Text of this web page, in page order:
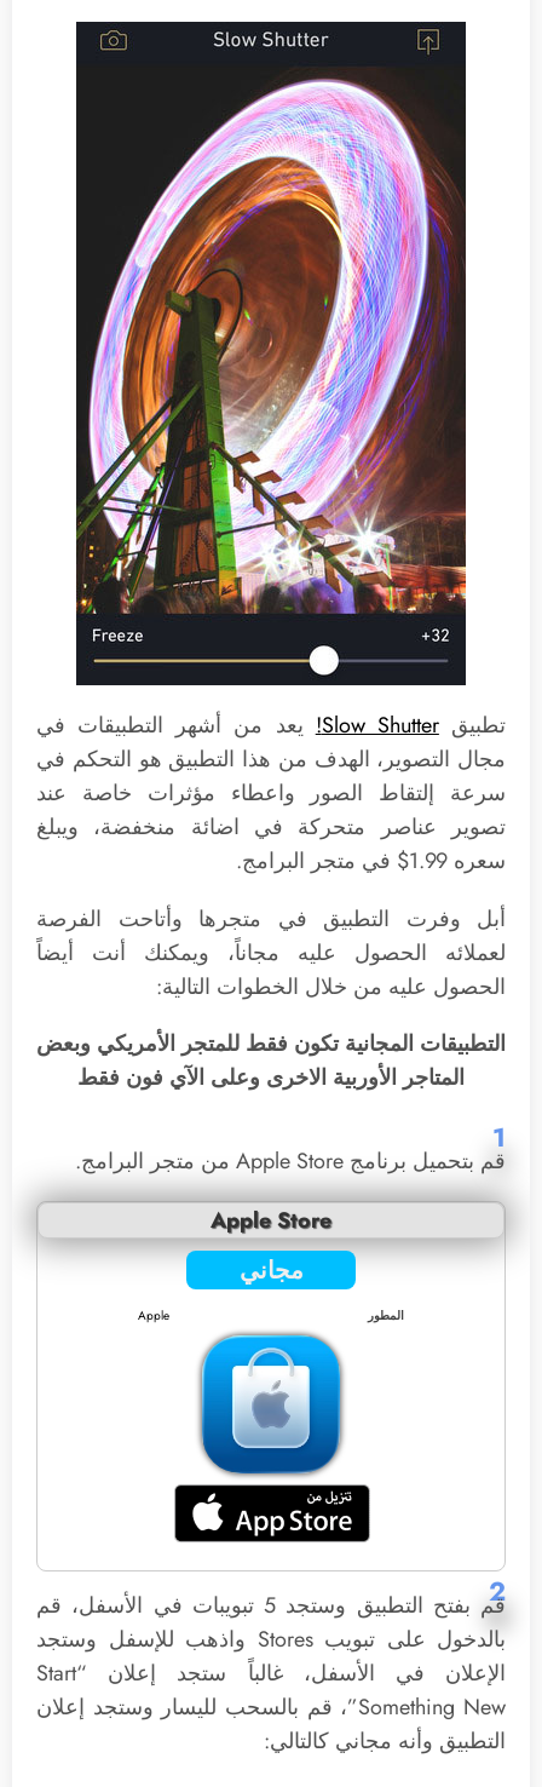
تطبيقSlow Shutter!يعد من أشهر التطبيقات في
مجال التصوير، الهدف من هذا التطبيق هو التحكم في
سرعة إلتقاط الصور واعطاء مؤثرات خاصة عند
تصوير عناصر متحركة في اضائة منخفضة، ويبلغ
سعره 1.99$ في متجر البرامج.
أبل وفرت التطبيق في متجرها وأتاحت الفرصة
لعملائه الحصول عليه مجاناً، ويمكنك أنت أيضاً
الحصول عليه من خلال الخطوات التالية:
التطبيقات المجانية تكون فقط للمتجر الأمريكي وبعض
المتاجر الأوربية الاخرى وعلى الآي فون فقط
1
قم بتحميل برنامج Apple Store من متجر البرامج.
Apple Store
مجاني
المطور Apple
2
قم بفتح التطبيق وستجد 5 تبويبات في الأسفل، قم
بالدخول على تبويب Stores واذهب للإسفل وستجد
الإعلان في الأسفل، غالباً ستجد إعلان “Start
Something New”، قم بالسحب لليسار وستجد إعلان
التطبيق وأنه مجاني كالتالي: